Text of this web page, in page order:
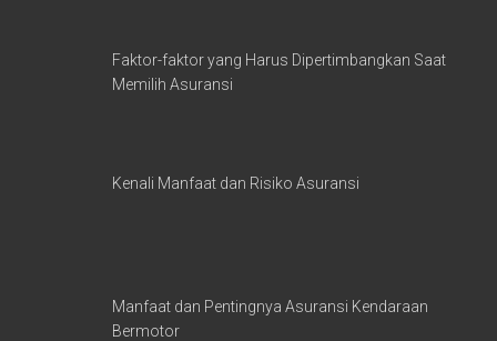
Faktor-faktor yang Harus Dipertimbangkan Saat
Memilih Asuransi
Kenali Manfaat dan Risiko Asuransi
Manfaat dan Pentingnya Asuransi Kendaraan
Bermotor